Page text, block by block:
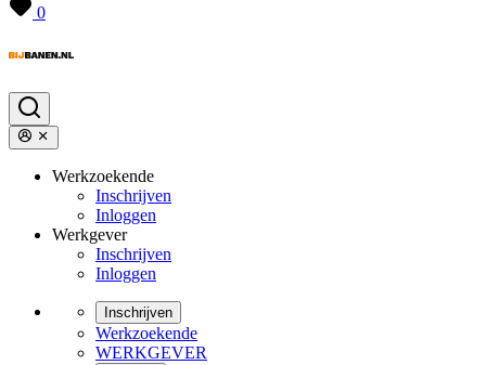
0
Werkzoekende
Inschrijven
Inloggen
Werkgever
Inschrijven
Inloggen
Inschrijven
Werkzoekende
WERKGEVER